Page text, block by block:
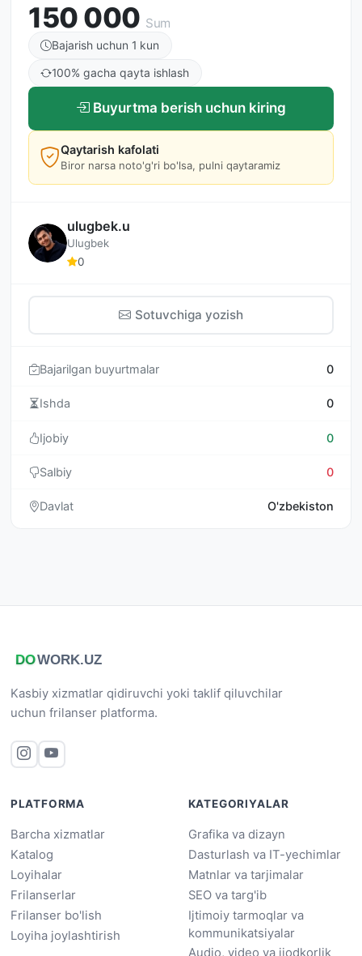
150 000 Sum
Bajarish uchun 1 kun
100% gacha qayta ishlash
Buyurtma berish uchun kiring
Qaytarish kafolati
Biror narsa noto'g'ri bo'lsa, pulni qaytaramiz
ulugbek.u
Ulugbek
0
Sotuvchiga yozish
Bajarilgan buyurtmalar 0
Ishda 0
Ijobiy 0
Salbiy 0
Davlat O'zbekiston
Kasbiy xizmatlar qidiruvchi yoki taklif qiluvchilar
uchun frilanser platforma.
PLATFORMA
Barcha xizmatlar
Katalog
Loyihalar
Frilanserlar
Frilanser bo'lish
Loyiha joylashtirish
KATEGORIYALAR
Grafika va dizayn
Dasturlash va IT-yechimlar
Matnlar va tarjimalar
SEO va targ'ib
Ijtimoiy tarmoqlar va
kommunikatsiyalar
Audio, video va ijodkorlik